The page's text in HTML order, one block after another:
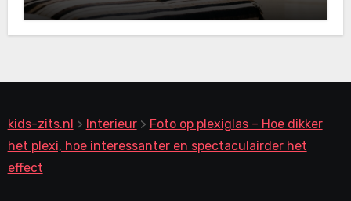
kids-zits.nl > Interieur> Foto op plexiglas – Hoe dikker
het plexi, hoe interessanter en spectaculairder het
effect